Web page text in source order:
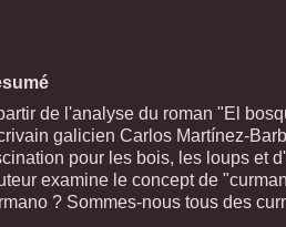
de l'analyse du roman "El
galicien Carlos Martínez-
pour les bois, les loups et
examine le concept de
? Sommes-nous tous des